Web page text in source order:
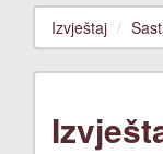
Izvještaj